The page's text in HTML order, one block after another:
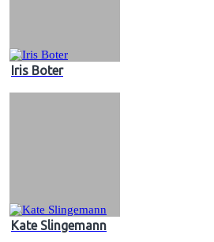
Iris Boter
Kate Slingemann